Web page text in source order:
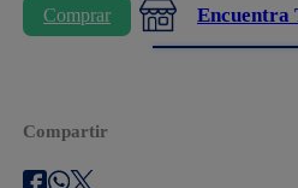
Comprar Encuentra
Compartir